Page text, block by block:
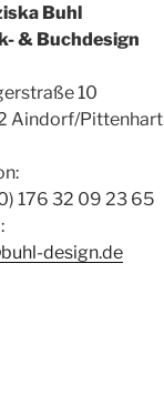
Buhl
& Buchdesign
10
Aindorf/Pittenhart
176 32 09 23 65
design.de